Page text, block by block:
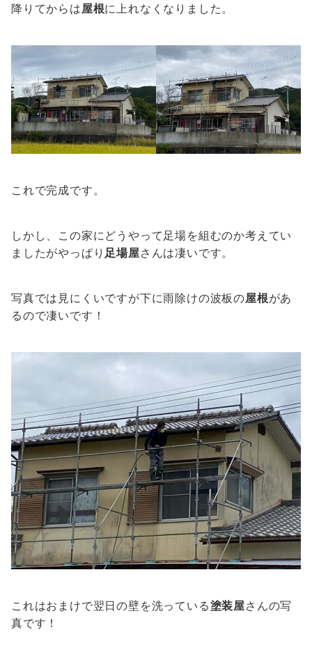
降りてからは屋根に上れなくなりました。
これで完成です。
しかし、この家にどうやって足場を組むのか考えてい
ましたがやっぱり 足場屋さんは凄いです。
写真では見にくいですが下に雨除けの波板の屋根があ
るので凄いです！
これはおまけで翌日の壁を洗っている塗装屋さんの写
真です！